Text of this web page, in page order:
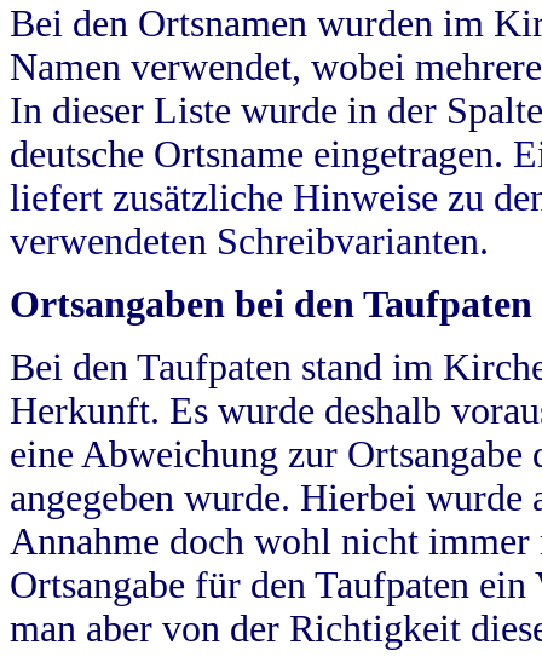
Bei den Ortsnamen wurden im
Namen verwendet, wobei
In dieser Liste wurde in der
deutsche Ortsname eingetragen.
liefert zusätzliche Hinweise zu
verwendeten Schreibvarianten.
Ortsangaben bei den Taufpaten
Bei den Taufpaten stand im
Herkunft. Es wurde deshalb
eine Abweichung zur
angegeben wurde. Hierbei wurde
Annahme doch wohl nicht
Ortsangabe für den Taufpaten
man aber von der Richtigkeit